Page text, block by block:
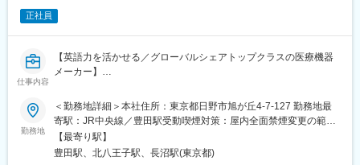
変更の範囲：会社の定める業務
（WEF）より「Lighthouse」工場に認定されています。
（参考：https://www.gehealthcare.co.jp/event-and-news/news-
and-initiatives/2020/press01）
これは、日本国内で先駆けた認定であり、世界で最も先進的なス
マートファクトリーの一つとして評価された証です。IoT、ビッグ
データ、AIなど最新技術を活用し、製造オペレーションからサプ
化させる重要な役割を担っていただきます。
正社員
仕事内容
【英語力を活かせる／グローバルシェアトップクラスの医療機器
メーカー】
■業務内容：
本ポジションでは、部品管理・在庫管理などのマテリアル業務全
般を担当いただきます。具体的には、サプライヤーから部品を生
産計画に沿って入手し、お客様の納期を遵守すること、さらに在
庫削減によるキャッシュフロー改善に貢献することが重要なミッ
勤務地
＜勤務地詳細＞本社住所：東京都日野市旭が丘4-7-127 勤務地最
寄駅：JR中央線／豊田駅受動喫煙対策：屋内全面禁煙変更の範
囲：会社の定める事業所（リモートワーク含む）
【最寄り駅】
豊田駅、北八王子駅、長沼駅(東京都)